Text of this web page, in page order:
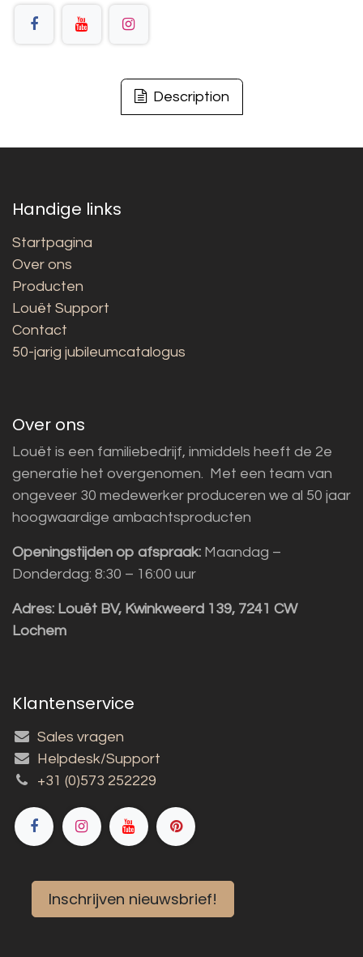
Description
Handige links
Startpagina
Over ons
Producten
Louët Support
Contact
50-jarig jubileumcatalogus
Over ons
Louët is een familiebedrijf, inmiddels heeft de 2e
generatie het overgenomen. Met een team van
ongeveer 30 medewerker produceren we al 50 jaar
hoogwaardige ambachtsproducten
Openingstijden op afspraak: Maandag –
Donderdag: 8:30 – 16:00 uur
Adres: Louët BV, Kwinkweerd 139, 7241 CW
Lochem
Klantenservice
Sales vragen
Helpdesk/Support
+31 (0)573 252229
Inschrijven nieuwsbrief!